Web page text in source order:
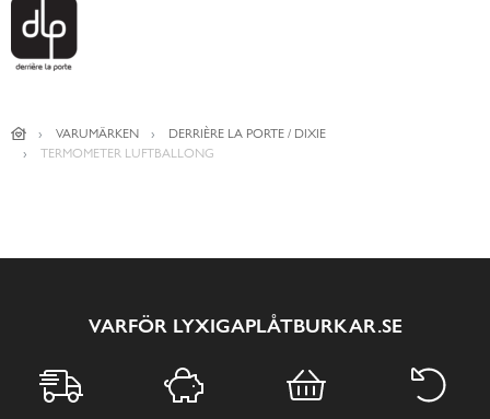
VARUMÄRKEN
DERRIÈRE LA PORTE / DIXIE
TERMOMETER LUFTBALLONG
VARFÖR LYXIGAPLÅTBURKAR.SE